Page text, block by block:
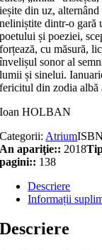
ieșite din uz,
neliniștite dintr-o gară
poetului și poeziei,
forțează, cu măsură,
învelișul sonor al
lumii și sinelui.
fericitul din zodia albă
Ioan HOLBAN
Categorii: Atrium
An apariţie:: 2018
pagini:: 138
Descriere
Informații
Descriere